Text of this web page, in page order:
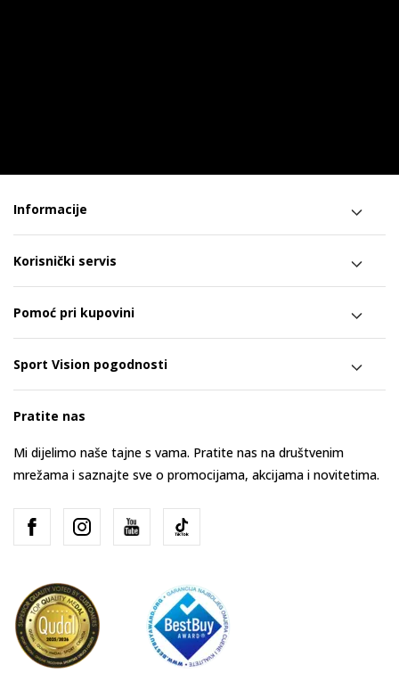
Informacije
Korisnički servis
Pomoć pri kupovini
Sport Vision pogodnosti
Pratite nas
Mi dijelimo naše tajne s vama. Pratite nas na društvenim
mrežama i saznajte sve o promocijama, akcijama i novitetima.